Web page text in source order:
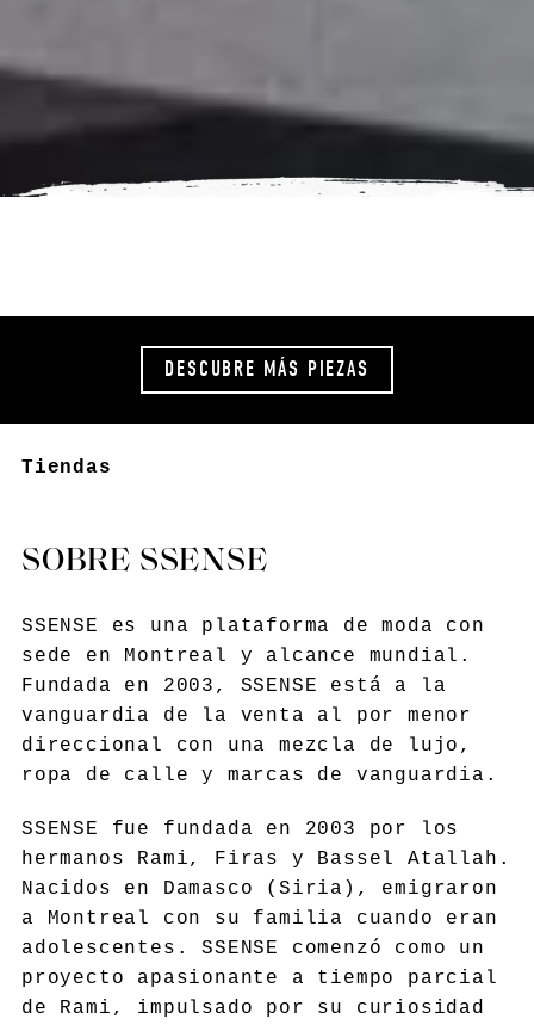
DESCUBRE MÁS PIEZAS
Tiendas
SOBRE SSENSE
SSENSE es una plataforma de moda con
sede en Montreal y alcance mundial.
Fundada en 2003, SSENSE está a la
vanguardia de la venta al por menor
direccional con una mezcla de lujo,
ropa de calle y marcas de vanguardia.
SSENSE fue fundada en 2003 por los
hermanos Rami, Firas y Bassel Atallah.
Nacidos en Damasco (Siria), emigraron
a Montreal con su familia cuando eran
adolescentes. SSENSE comenzó como un
proyecto apasionante a tiempo parcial
de Rami, impulsado por su curiosidad